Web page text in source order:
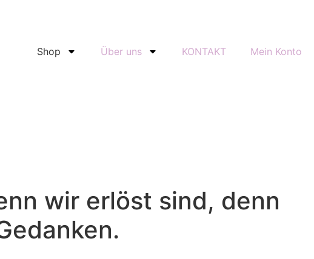
Shop Über uns KONTAKT Mein Konto
wir erlöst sind, denn